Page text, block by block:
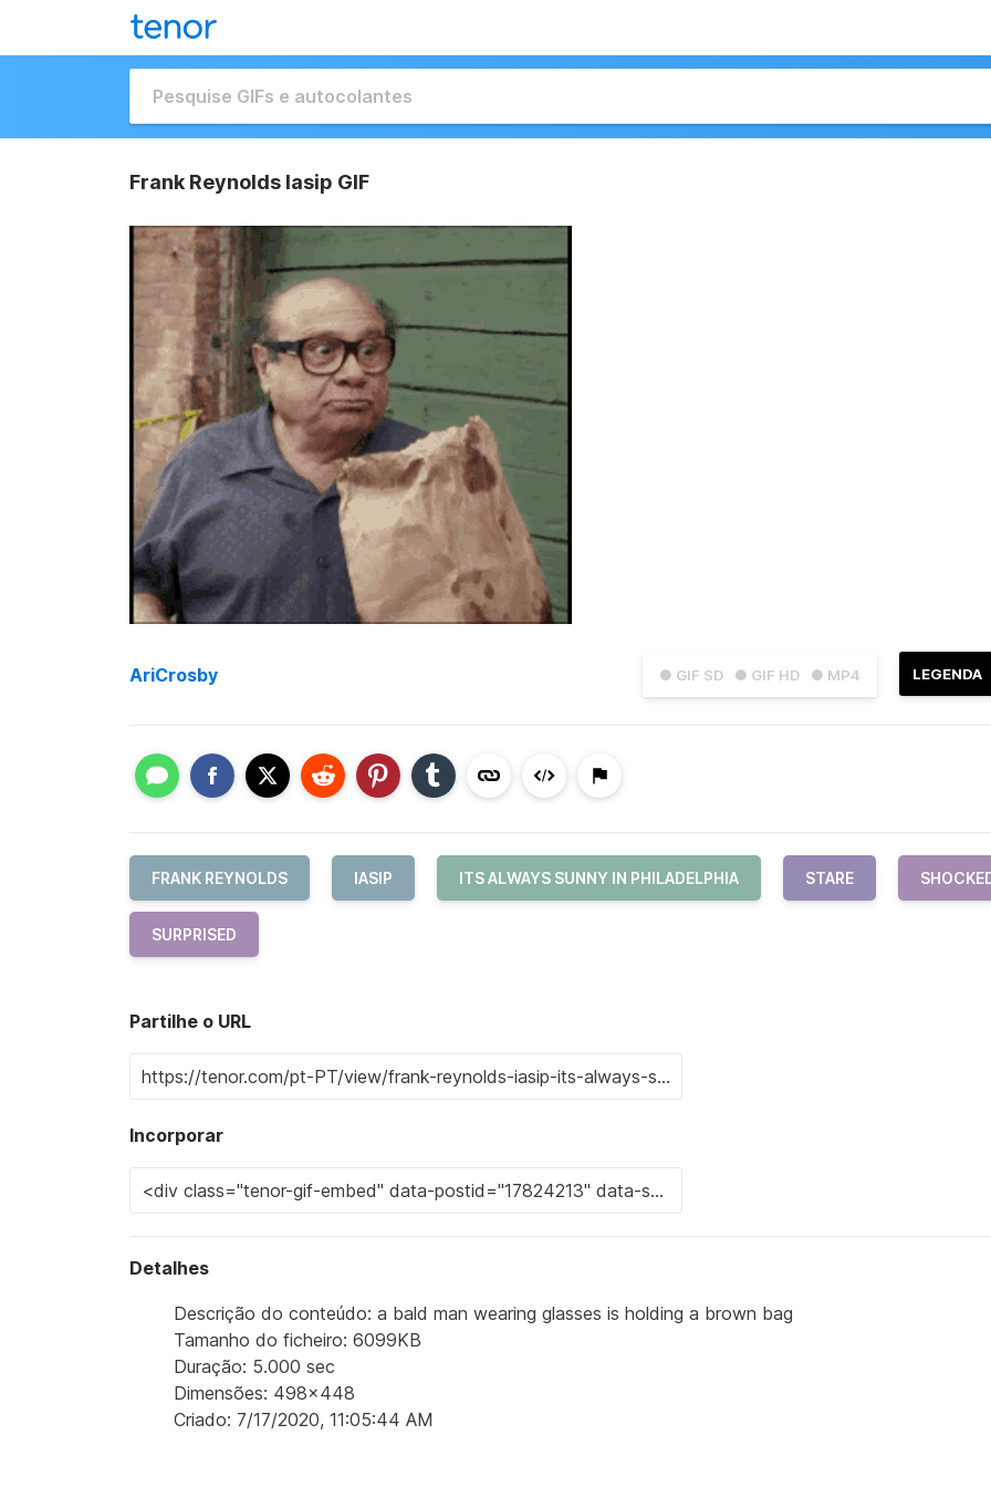
Frank Reynolds Iasip GIF
● GIF SD ● GIF HD ● MP4 LEGENDA
AriCrosby
FRANK REYNOLDS IASIP ITS ALWAYS SUNNY IN PHILADELPHIA STARE
SURPRISED
Partilhe o URL
Incorporar
Detalhes
Descrição do conteúdo: a bald man wearing glasses is holding a brown bag
Tamanho do ficheiro: 6099KB
Duração: 5.000 sec
Dimensões: 498x448
Criado: 7/17/2020, 11:05:44 AM